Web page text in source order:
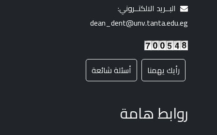
البــريد الالكتــروني:
dean_dent@unv.tanta.edu.eg
رأيك يهمنا أسئلة شائعة
روابط هامة